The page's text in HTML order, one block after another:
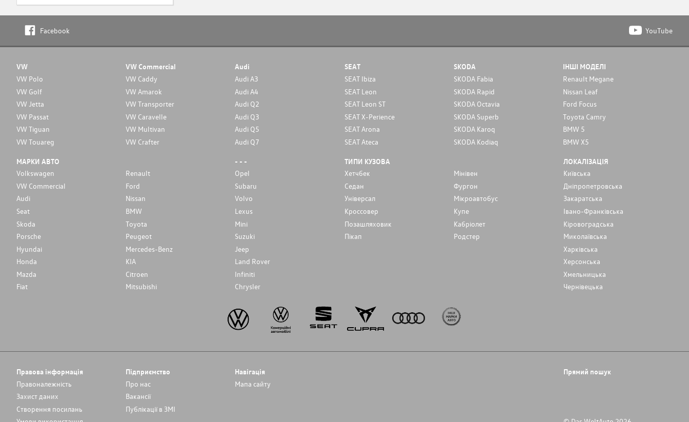
Facebook YouTube
VW
VW Polo
VW Golf
VW Jetta
VW Passat
VW Tiguan
VW Touareg
VW Commercial
VW Caddy
VW Amarok
VW Transporter
VW Caravelle
VW Multivan
VW Crafter
Audi
Audi A3
Audi A4
Audi Q2
Audi Q3
Audi Q5
Audi Q7
SEAT
SEAT Ibiza
SEAT Leon
SEAT Leon ST
SEAT X-Perience
SEAT Arona
SEAT Ateca
SKODA
SKODA Fabia
SKODA Rapid
SKODA Octavia
SKODA Superb
SKODA Karoq
SKODA Kodiaq
ІНШІ МОДЕЛІ
Renault Megane
Nissan Leaf
Ford Focus
Toyota Camry
BMW 5
BMW X5
МАРКИ АВТО
Volkswagen
Renault
VW Commercial
Ford
Audi
Nissan
Seat
BMW
Skoda
Toyota
Porsche
Peugeot
Hyundai
Mercedes-Benz
Honda
KIA
Mazda
Citroen
Fiat
Mitsubishi
- - -
Opel
Subaru
Volvo
Lexus
Mini
Suzuki
Jeep
Land Rover
Infiniti
Chrysler
ТИПИ КУЗОВА
Хетчбек
Мінівен
Седан
Фургон
Унiверсал
Мікроавтобус
Кроссовер
Купе
Позашляховик
Кабріолет
Пікап
Родстер
ЛОКАЛІЗАЦІЯ
Київська
Дніпропетровська
Закаратська
Івано-Франківська
Кіровоградська
Миколаївська
Харківська
Херсонська
Хмельницька
Чернівецька
Правова інформація
Правоналежність
Захист даних
Cтворення посилань
Підприємство
Про нас
Вакансії
Публікації в ЗМІ
Навігація
Мапа сайту
Прямий пошук